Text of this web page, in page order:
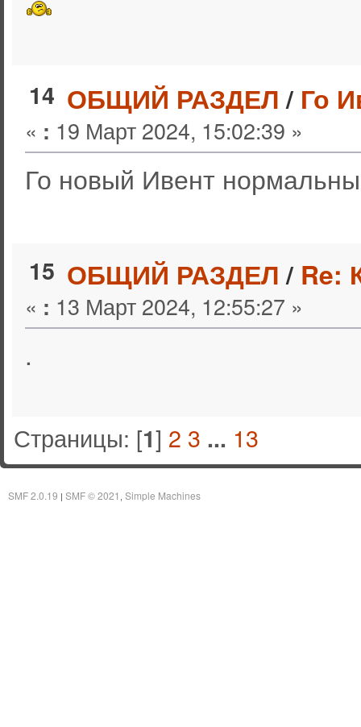
14 ОБЩИЙ РАЗДЕЛ/ Го
« : 19 Март 2024, 15:02:39 »
Го новый Ивент
15 ОБЩИЙ РАЗДЕЛ/ Re:
« : 13 Март 2024, 12:55:27 »
.
Страницы: [1] 2 3 ... 13
SMF 2.0.19 | SMF © 2021 Simple Machines